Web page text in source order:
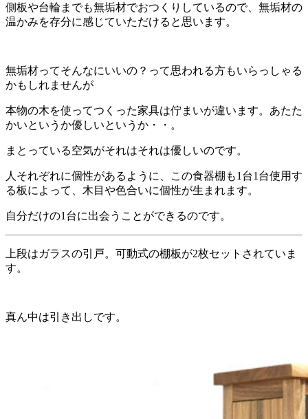
側板や台輪までも無垢材でおつくりしているので、無垢材の
温かみを存分に感じていただけると思います。
無垢材ってそんなにいいの？って思われる方もいらっしゃる
かもしれませんが
本物の木を使ってつくった家具は佇まいが違います。あたた
かいというか優しいというか・・。
まとっている空気がそれはそれは優しいのです。
人それぞれに個性があるように、この食器棚も1台1台使用す
る板によって、木目や色合いに個性が生まれます。
自分だけの1台に出会うことができるのです。
上段はガラスの引戸。可動式の棚板が2枚セットされていま
す。
真ん中は引き出しです。